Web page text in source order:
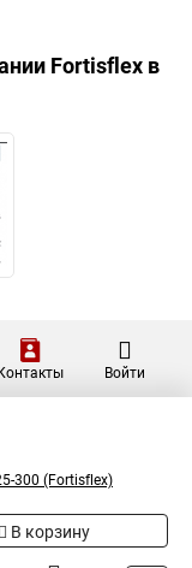
Fortisflex в
Контакты Войти
300 (Fortisflex)
В корзину